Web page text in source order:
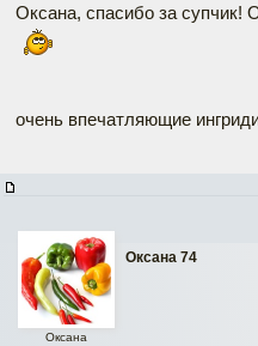
Оксана, спасибо за супчик!
очень впечатляющие
Оксана 74
Оксана